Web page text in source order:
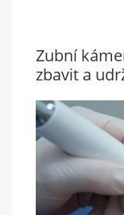
Zubní
zbavit a